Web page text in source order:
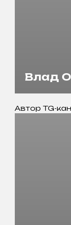
Влад
Автор TG-